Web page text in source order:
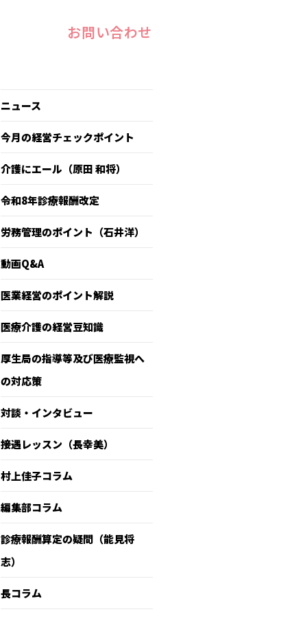
お問い合わせ
ニュース
今月の経営チェックポイント
介護にエール（原田 和将）
令和8年診療報酬改定
労務管理のポイント（石井洋）
動画Q&A
医業経営のポイント解説
医療介護の経営豆知識
厚生局の指導等及び医療監視へ
の対応策
対談・インタビュー
接遇レッスン（長幸美）
村上佳子コラム
編集部コラム
診療報酬算定の疑問（能見将
志）
長コラム